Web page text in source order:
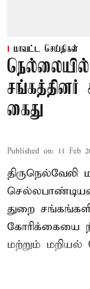
மாவட்ட செய்திகள்
சங்கத்தினர்
கைது
Published on: 11 Feb
துறை
கோரிக்கையை
மற்றும் மறியல்